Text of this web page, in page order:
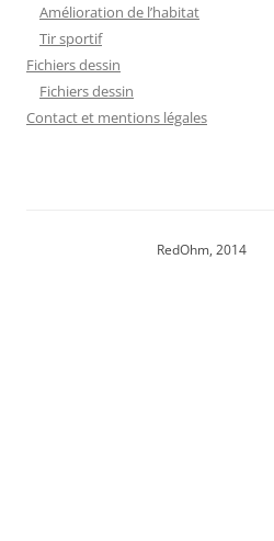
Amélioration de l’habitat
Tir sportif
Fichiers dessin
Fichiers dessin
Contact et mentions légales
RedOhm, 2014